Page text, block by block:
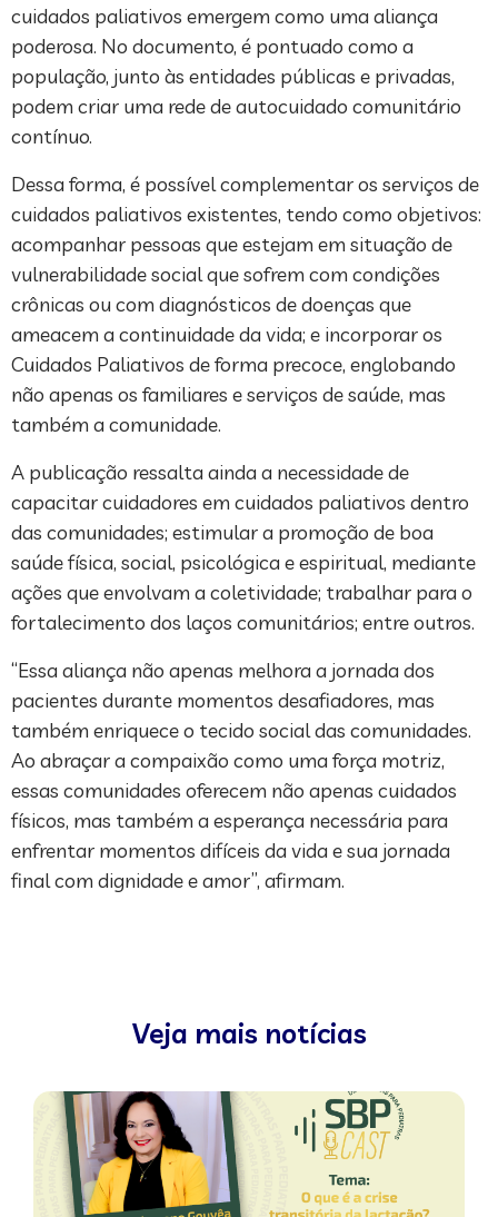
cuidados paliativos emergem como uma aliança
poderosa. No documento, é pontuado como a
população, junto às entidades públicas e privadas,
podem criar uma rede de autocuidado comunitário
contínuo.
Dessa forma, é possível complementar os serviços de
cuidados paliativos existentes, tendo como objetivos:
acompanhar pessoas que estejam em situação de
vulnerabilidade social que sofrem com condições
crônicas ou com diagnósticos de doenças que
ameacem a continuidade da vida; e incorporar os
Cuidados Paliativos de forma precoce, englobando
não apenas os familiares e serviços de saúde, mas
também a comunidade.
A publicação ressalta ainda a necessidade de
capacitar cuidadores em cuidados paliativos dentro
das comunidades; estimular a promoção de boa
saúde física, social, psicológica e espiritual, mediante
ações que envolvam a coletividade; trabalhar para o
fortalecimento dos laços comunitários; entre outros.
“Essa aliança não apenas melhora a jornada dos
pacientes durante momentos desafiadores, mas
também enriquece o tecido social das comunidades.
Ao abraçar a compaixão como uma força motriz,
essas comunidades oferecem não apenas cuidados
físicos, mas também a esperança necessária para
enfrentar momentos difíceis da vida e sua jornada
final com dignidade e amor”, afirmam.
Veja mais notícias